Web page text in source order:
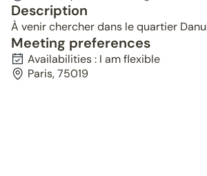
Description
À venir chercher dans le quartier
Meeting preferences
Availabilities : I am flexible
Paris, 75019